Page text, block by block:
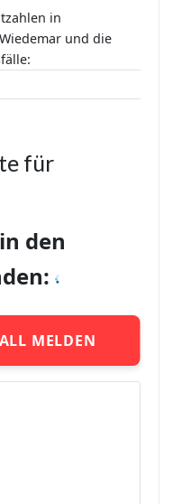
in
und die
für
den
MELDEN